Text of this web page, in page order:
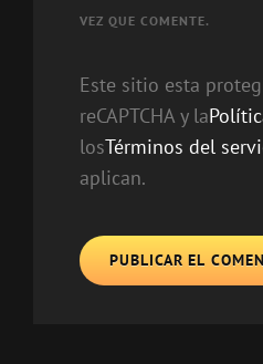
VEZ QUE COMENTE.
Este sitio esta
reCAPTCHA y la
losTérminos del
aplican.